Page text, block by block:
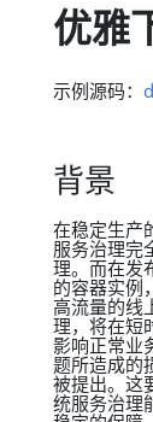
优雅
示例源码：
背景
在稳定生产
服务治理完
理。而在发
的容器实例
高流量的线
理，将在短
影响正常业
题所造成的
被提出。这
统服务治理